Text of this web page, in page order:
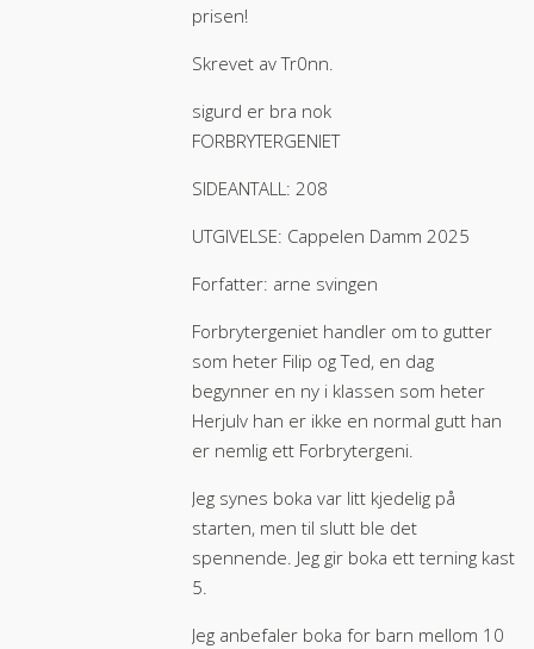
prisen!
Skrevet av Tr0nn.
sigurd er bra nok
FORBRYTERGENIET
SIDEANTALL: 208
UTGIVELSE: Cappelen Damm 2025
Forfatter: arne svingen
Forbrytergeniet handler om to gutter
som heter Filip og Ted, en dag
begynner en ny i klassen som heter
Herjulv han er ikke en normal gutt han
er nemlig ett Forbrytergeni.
Jeg synes boka var litt kjedelig på
starten, men til slutt ble det
spennende. Jeg gir boka ett terning kast
5.
Jeg anbefaler boka for barn mellom 10